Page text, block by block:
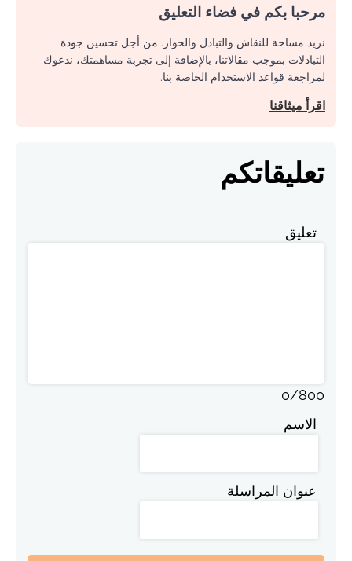
مرحبا بكم في فضاء التعليق
نريد مساحة للنقاش والتبادل والحوار. من أجل تحسين جودة
التبادلات بموجب مقالاتنا، بالإضافة إلى تجربة مساهمتك، ندعوك
لمراجعة قواعد الاستخدام الخاصة بنا.
اقرأ ميثاقنا
تعليقاتكم
تعليق
0/800
الاسم
عنوان المراسلة